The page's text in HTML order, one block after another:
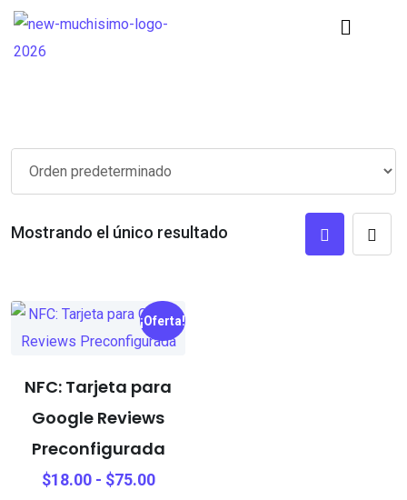
Mostrando el único resultado
¡Oferta!
NFC: Tarjeta para
Google Reviews
Preconfigurada
$18.00 - $75.00